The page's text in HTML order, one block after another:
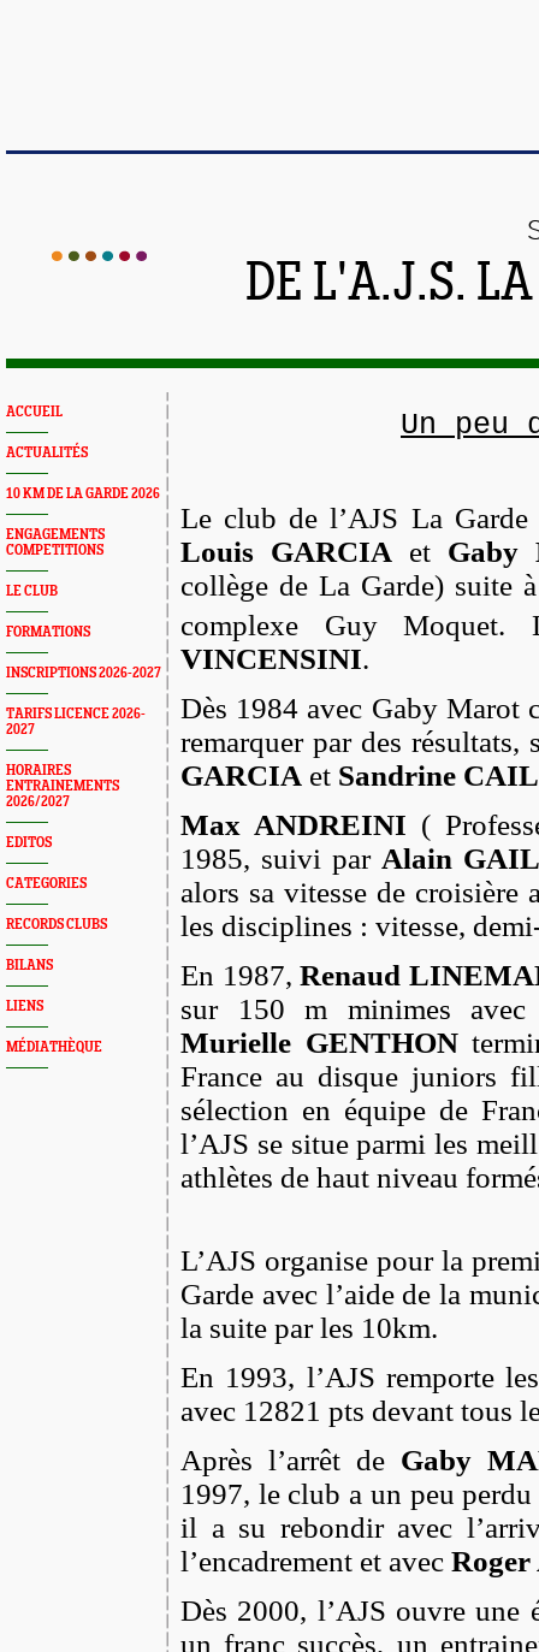
DE L'A.J.S.
ACCUEIL
ACTUALITÉS
10 KM DE LA GARDE 2026
ENGAGEMENTS
COMPETITIONS
LE CLUB
FORMATIONS
INSCRIPTIONS 2026-2027
TARIFS LICENCE 2026-
2027
HORAIRES
ENTRAINEMENTS
2026/2027
EDITOS
CATEGORIES
RECORDS CLUBS
BILANS
LIENS
MÉDIATHÈQUE
Un peu
Le club de l’AJS La
Louis GARCIA et Gaby
collège de La Garde) suite
complexe Guy Moquet.
VINCENSINI.
Dès 1984 avec Gaby Marot
remarquer par des
GARCIA et Sandrine
Max ANDREINI (
1985, suivi par Alain
alors sa vitesse de croisière
les disciplines : vitesse,
En 1987,Renaud
sur 150 m minimes
Murielle GENTHON
France au disque juniors
sélection en équipe de
l’AJS se situe parmi les
athlètes de haut
L’AJS organise pour la
Garde avec l’aide de la
la suite par les 10km.
En 1993, l’AJS remporte
avec 12821 pts devant tous
Après l’arrêt de Gaby
1997, le club a un peu
il a su rebondir avec
l’encadrement et avec
Dès 2000, l’AJS ouvre une
un franc succès, un